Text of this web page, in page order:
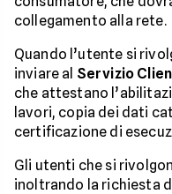
collegamento alla rete.
Quando l’utente si
inviare al Servizio
che attestano
lavori, copia dei dati
certificazione di
Gli utenti che si
inoltrando la richiesta